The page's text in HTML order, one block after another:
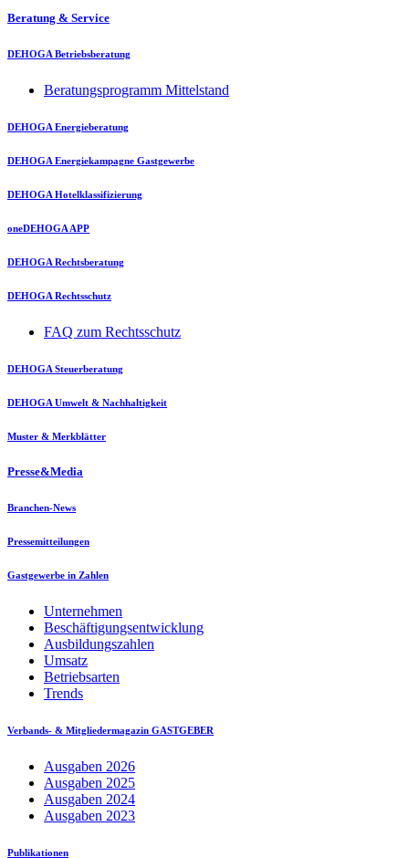
Beratung & Service
DEHOGA Betriebsberatung
Beratungsprogramm Mittelstand
DEHOGA Energieberatung
DEHOGA Energiekampagne Gastgewerbe
DEHOGA Hotelklassifizierung
oneDEHOGA APP
DEHOGA Rechtsberatung
DEHOGA Rechtsschutz
FAQ zum Rechtsschutz
DEHOGA Steuerberatung
DEHOGA Umwelt & Nachhaltigkeit
Muster & Merkblätter
Presse&Media
Branchen-News
Pressemitteilungen
Gastgewerbe in Zahlen
Unternehmen
Beschäftigungsentwicklung
Ausbildungszahlen
Umsatz
Betriebsarten
Trends
Verbands- & Mitgliedermagazin GASTGEBER
Ausgaben 2026
Ausgaben 2025
Ausgaben 2024
Ausgaben 2023
Publikationen